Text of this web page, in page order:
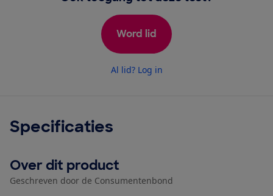
Word lid
Al lid? Log in
Specificaties
Over dit product
Geschreven door de Consumentenbond